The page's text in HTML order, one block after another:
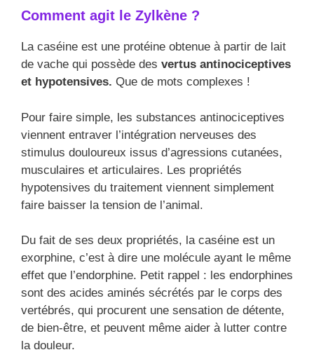
Comment agit le Zylkène ?
La caséine est une protéine obtenue à partir de lait
de vache qui possède des vertus antinociceptives
et hypotensives. Que de mots complexes !
Pour faire simple, les substances antinociceptives
viennent entraver l’intégration nerveuses des
stimulus douloureux issus d’agressions cutanées,
musculaires et articulaires. Les propriétés
hypotensives du traitement viennent simplement
faire baisser la tension de l’animal.
Du fait de ses deux propriétés, la caséine est un
exorphine, c’est à dire une molécule ayant le même
effet que l’endorphine. Petit rappel : les endorphines
sont des acides aminés sécrétés par le corps des
vertébrés, qui procurent une sensation de détente,
de bien-être, et peuvent même aider à lutter contre
la douleur.